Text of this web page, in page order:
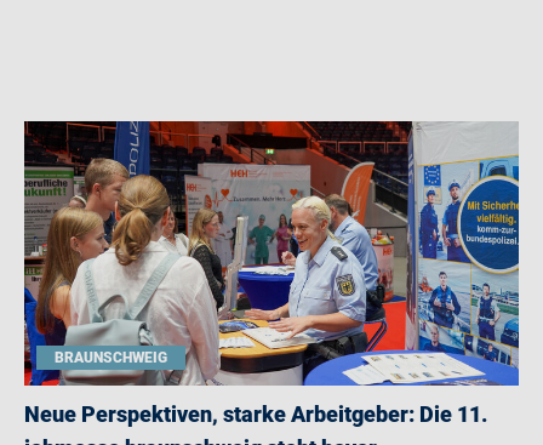
BRAUNSCHWEIG
Neue Perspektiven, starke Arbeitgeber: Die 11.